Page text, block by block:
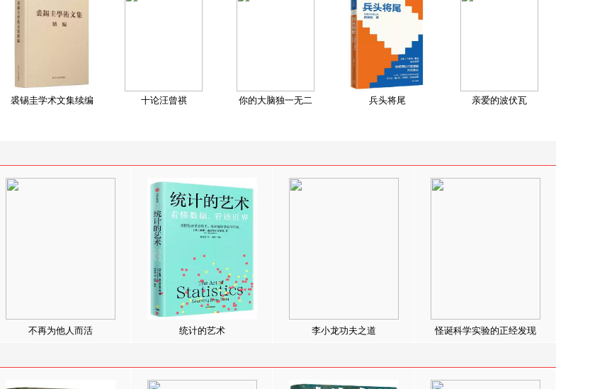
裘锡圭学术文集续编 十论汪曾祺 你的大脑独一无二 兵头将尾 亲爱的波伏瓦
不再为他人而活 统计的艺术 李小龙功夫之道 怪诞科学实验的正经发现